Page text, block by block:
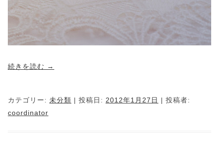
続きを読む →
カテゴリー: 未分類 | 投稿日: 2012年1月27日 | 投稿者:
coordinator